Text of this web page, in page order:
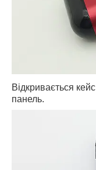
Відкривається
панель.